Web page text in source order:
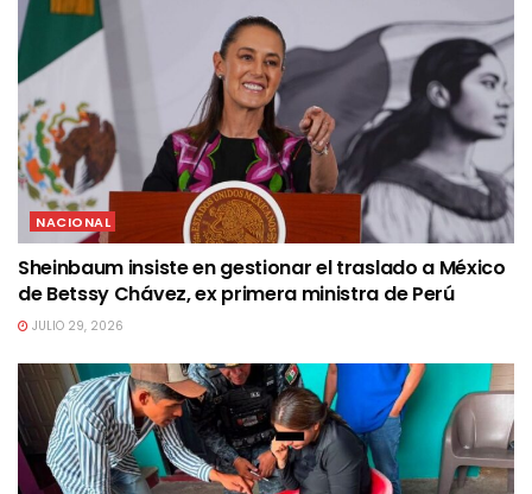
NACIONAL
Sheinbaum insiste en gestionar el traslado a México
de Betssy Chávez, ex primera ministra de Perú
JULIO 29, 2026